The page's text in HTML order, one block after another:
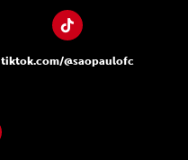
tiktok.com/@saopaulofc